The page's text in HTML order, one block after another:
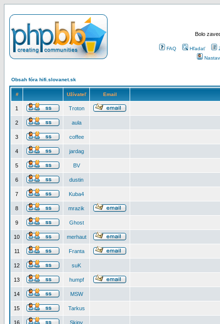
Bolo
FAQ Hľadať
Obsah fóra hifi.slovanet.sk
# Užívateľ Email
1 Troton
2 aula
3 coffee
4 jardag
5 BV
6 dustin
7 Kuba4
8 mrazik
9 Ghost
10 merhaut
11 Franta
12 suK
13 humpf
14 MSW
15 Tarkus
16 Skipy